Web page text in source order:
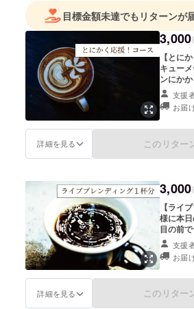
目標金額未達でもリターンが
3,000
【とにか
キューメール ※このプ
ンにか
のほと
だくこ
支援
お届
詳細を見る このリター
3,000
【ライ
様に本日
目の前
た上で
ます。 ・ライブブレンディング１杯
分 ※ご来店時に、当リターンのご支
支援
お届
詳細を見る このリター